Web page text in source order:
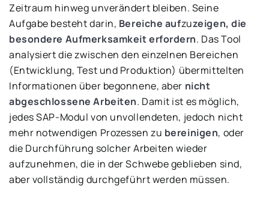
Zeitraum hinweg unverändert bleiben. Seine
Aufgabe besteht darin, Bereiche aufzuzeigen, die
besondere Aufmerksamkeit erfordern. Das Tool
analysiert die zwischen den einzelnen Bereichen
(Entwicklung, Test und Produktion) übermittelten
Informationen über begonnene, aber nicht
abgeschlossene Arbeiten. Damit ist es möglich,
jedes SAP-Modul von unvollendeten, jedoch nicht
mehr notwendigen Prozessen zu bereinigen, oder
die Durchführung solcher Arbeiten wieder
aufzunehmen, die in der Schwebe geblieben sind,
aber vollständig durchgeführt werden müssen.